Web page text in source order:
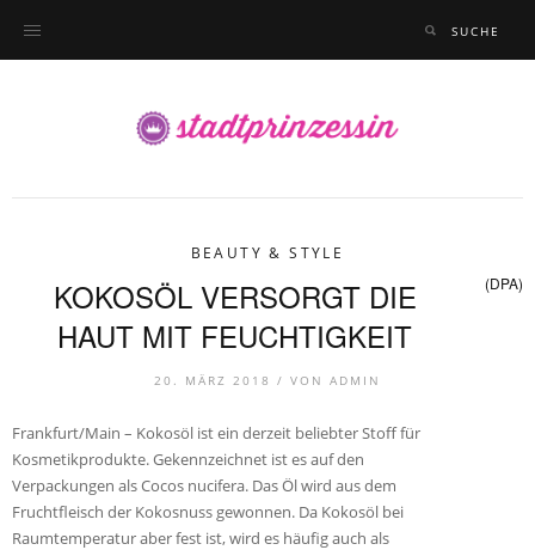
BEAUTY & STYLE
KOKOSÖL VERSORGT DIE
HAUT MIT FEUCHTIGKEIT
(DPA)
20. MÄRZ 2018 / VON ADMIN
Frankfurt/Main – Kokosöl ist ein derzeit beliebter Stoff für
Kosmetikprodukte. Gekennzeichnet ist es auf den
Verpackungen als Cocos nucifera. Das Öl wird aus dem
Fruchtfleisch der Kokosnuss gewonnen. Da Kokosöl bei
Raumtemperatur aber fest ist, wird es häufig auch als